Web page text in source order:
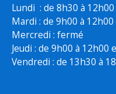
Lundi : de 8h30 à 12h00
Mardi : de 9h00 à
Mercredi : fermé
Jeudi : de 9h00 à 12h00
Vendredi : de 13h30 à